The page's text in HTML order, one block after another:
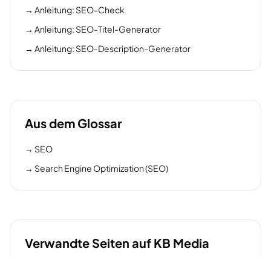
→ Anleitung: SEO-Check
→ Anleitung: SEO-Titel-Generator
→ Anleitung: SEO-Description-Generator
Aus dem Glossar
→ SEO
→ Search Engine Optimization (SEO)
Verwandte Seiten auf KB Media